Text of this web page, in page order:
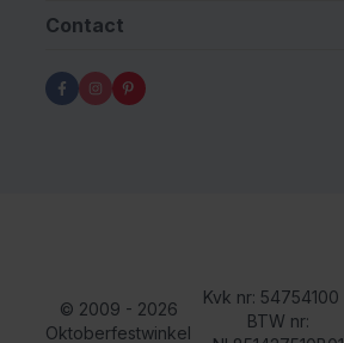
Contact
© 2009 - 2026
Oktoberfestwinkel
Kvk nr: 54754100
BTW nr: